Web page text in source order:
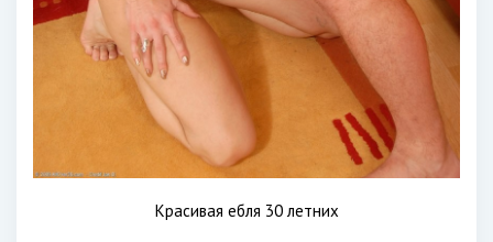
Красивая ебля 30 летних